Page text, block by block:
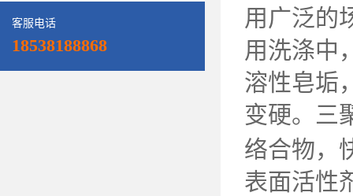
客服电话
18538188868
用广泛的
用洗涤中
溶性皂垢
变硬。三
络合物，
表面活性